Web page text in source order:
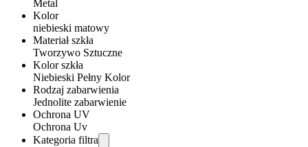
Metal
Kolor
niebieski matowy
Materiał szkła
Tworzywo Sztuczne
Kolor szkła
Niebieski Pełny Kolor
Rodzaj zabarwienia
Jednolite zabarwienie
Ochrona UV
Ochrona Uv
Kategoria filtra